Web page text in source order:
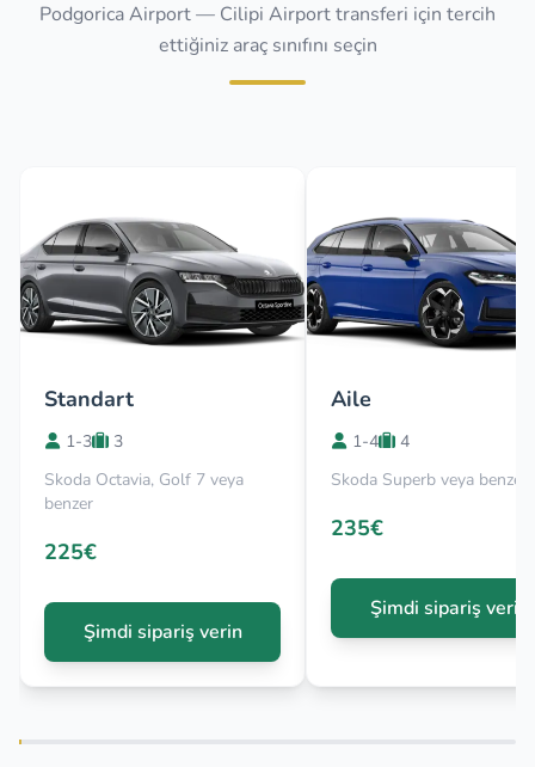
Podgorica Airport — Cilipi Airport transferi için tercih
ettiğiniz araç sınıfını seçin
Standart
1-3
3
Skoda Octavia, Golf 7 veya
benzer
225€
Şimdi sipariş verin
Aile
1-4
4
Skoda Superb veya benzer
235€
Şimdi sipariş verin